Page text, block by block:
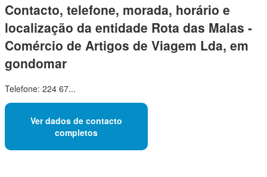
Contacto, telefone, morada, horário e
localização da entidade Rota das Malas -
Comércio de Artigos de Viagem Lda, em
gondomar
Telefone: 224 67...
Ver dados de contacto
completos